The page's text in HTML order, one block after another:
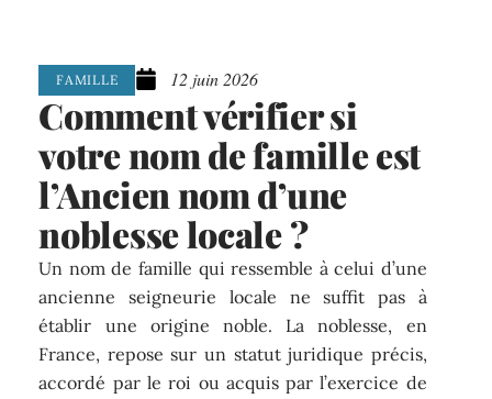
FAMILLE 12 juin 2026
Comment vérifier si
votre nom de famille est
l’Ancien nom d’une
noblesse locale ?
Un nom de famille qui ressemble à celui d’une
ancienne seigneurie locale ne suffit pas à
établir une origine noble. La noblesse, en
France, repose sur un statut juridique précis,
accordé par le roi ou acquis par l’exercice de